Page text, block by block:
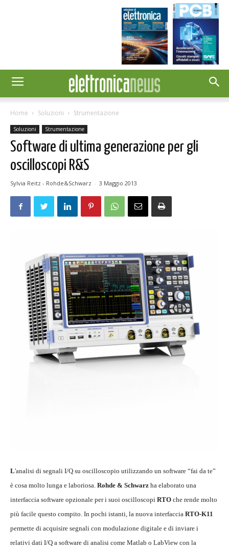
Home Soluzioni Strumentazione
Soluzioni Strumentazione
Software di ultima generazione per gli
oscilloscopi R&S
Sylvia Reitz - Rohde&Schwarz - 3 Maggio 2013
L'analisi di segnali I/Q su oscilloscopio utilizzando un software “fai da te”
è cosa molto lunga e laboriosa. Rohde & Schwarz ha elaborato una
interfaccia software opzionale per i suoi oscilloscopi RTO che rende molto
più facile questo compito. In pochi istanti, la nuova interfaccia RTO-K11
permette di acquisire segnali con modulazione digitale e di inviare i
relativi dati I/Q a software di analisi come Matlab o LabView con la